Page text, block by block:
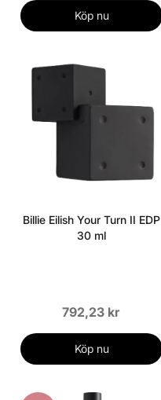
Köp nu
Billie Eilish Your Turn II EDP
30 ml
792,23 kr
Köp nu